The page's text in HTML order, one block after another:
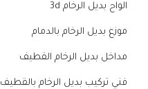
الواح بديل الرخام 3d
موزع بديل الرخام بالدمام
مداخل بديل الرخام القطيف
فني تركيب بديل الرخام بالقطيف